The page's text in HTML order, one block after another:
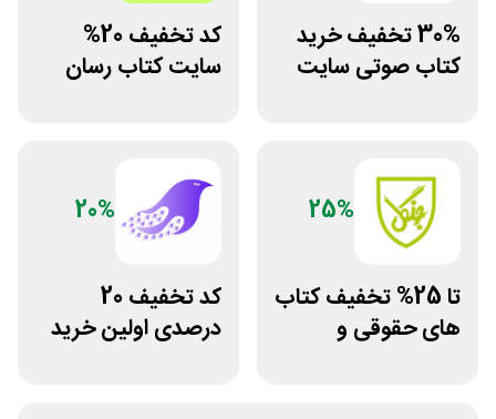
30% تخفیف خرید
کتاب صوتی سایت
کد تخفیف 20%
سایت کتاب رسان
25%
تا 25% تخفیف کتاب
های حقوقی و
20%
کد تخفیف 20
درصدی اولین خرید